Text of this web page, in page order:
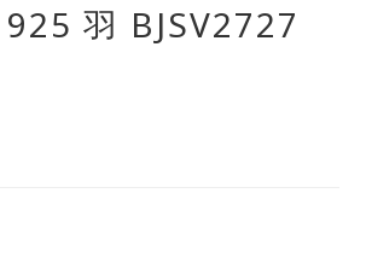
羽 BJSV2727